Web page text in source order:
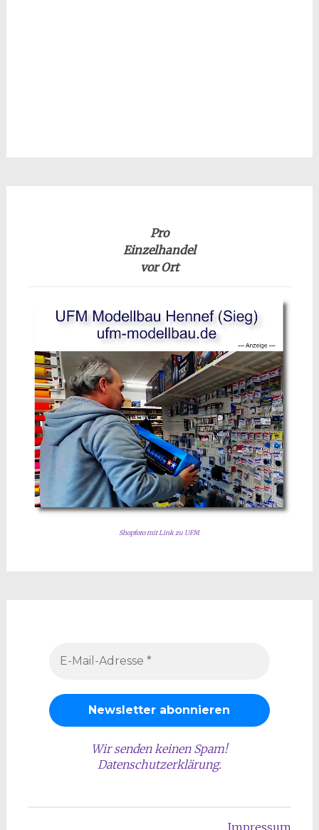
Pro
Einzelhandel
vor Ort
Shopfoto mit Link zu UFM
Wir senden keinen Spam!
Datenschutzerklärung.
Impressum